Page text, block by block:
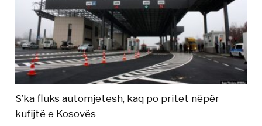
S’ka fluks automjetesh, kaq po pritet nëpër
kufijtë e Kosovës